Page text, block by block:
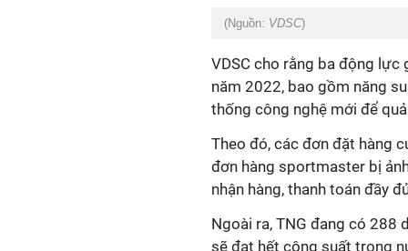
(Nguồn: VDSC)
VDSC cho rằng ba động
năm 2022, bao gồm năng
thống công nghệ mới để
Theo đó, các đơn đặt hàng
đơn hàng sportmaster bị
nhận hàng, thanh toán đầy
Ngoài ra, TNG đang có 288
sẽ đạt hết công suất trong